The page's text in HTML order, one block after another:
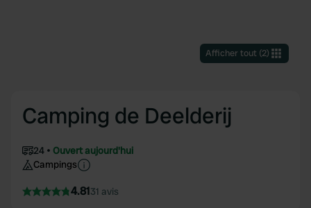
Afficher tout(2)
Camping de Deelderij
24
Ouvert aujourd'hui
Campings
4.8131 avis